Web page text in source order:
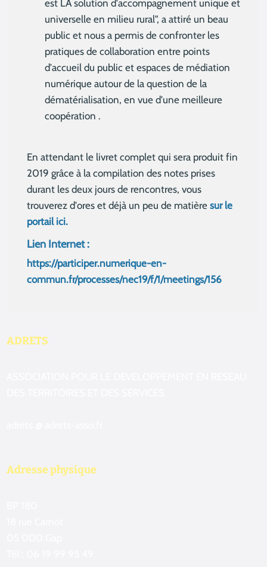
est LA solution d'accompagnement unique et
universelle en milieu rural", a attiré un beau
public et nous a permis de confronter les
pratiques de collaboration entre points
d'accueil du public et espaces de médiation
numérique autour de la question de la
dématérialisation, en vue d'une meilleure
coopération .
En attendant le livret complet qui sera produit fin
2019 grâce à la compilation des notes prises
durant les deux jours de rencontres, vous
trouverez d'ores et déjà un peu de matière sur le
portail ici.
Lien Internet :
https://participer.numerique-en-
commun.fr/processes/nec19/f/1/meetings/156
ADRETS
Adresse physique